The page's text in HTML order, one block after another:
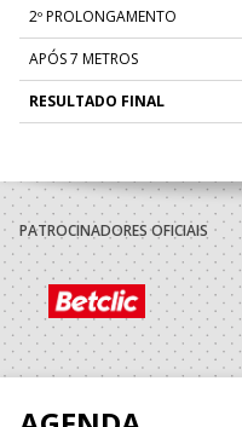
2º PROLONGAMENTO
APÓS 7 METROS
RESULTADO FINAL
PATROCINADORES OFICIAIS